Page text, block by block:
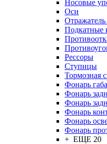
Носовые
Оси
Подкатные
Рессоры
Ступицы
Тормозная
Фонарь
Фонарь
Фонарь
Фонарь
Фонарь
Фонарь
+ ЕЩЕ 20